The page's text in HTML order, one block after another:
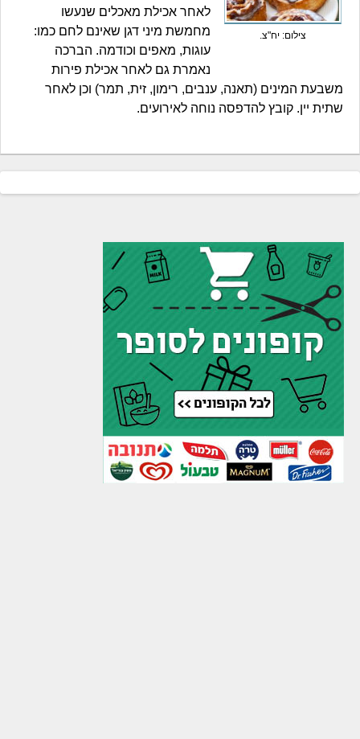
צילום: יח"צ.
לאחר אכילת מאכלים שנעשו
מחמשת מיני דגן שאינם לחם כמו:
עוגות, מאפים וכודמה. הברכה
נאמרת גם לאחר אכילת פירות
משבעת המינים (תאנה, ענבים, רימון, זית, תמר) וכן לאחר
שתית יין. קובץ להדפסה נוחה לאירועים.